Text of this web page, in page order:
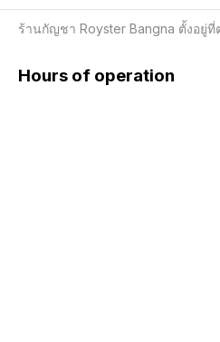
ร้านกัญชา Royster Bangna ตั้งอยู่
Hours of operation